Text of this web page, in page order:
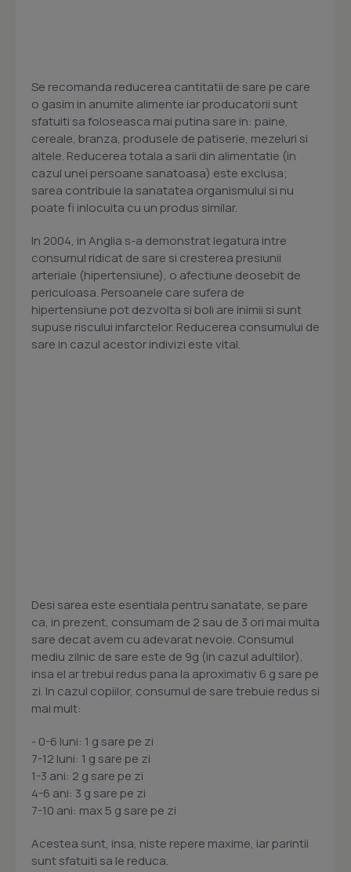
Se recomanda reducerea cantitatii de sare pe care
o gasim in anumite alimente iar producatorii sunt
sfatuiti sa foloseasca mai putina sare in: paine,
cereale, branza, produsele de patiserie, mezeluri si
altele. Reducerea totala a sarii din alimentatie (in
cazul unei persoane sanatoasa) este exclusa;
sarea contribuie la sanatatea organismului si nu
poate fi inlocuita cu un produs similar.
In 2004, in Anglia s-a demonstrat legatura intre
consumul ridicat de sare si cresterea presiunii
arteriale (hipertensiune), o afectiune deosebit de
periculoasa. Persoanele care sufera de
hipertensiune pot dezvolta si boli are inimii si sunt
supuse riscului infarctelor. Reducerea consumului de
sare in cazul acestor indivizi este vital.
Desi sarea este esentiala pentru sanatate, se pare
ca, in prezent, consumam de 2 sau de 3 ori mai multa
sare decat avem cu adevarat nevoie. Consumul
mediu zilnic de sare este de 9g (in cazul adultilor),
insa el ar trebui redus pana la aproximativ 6 g sare pe
zi. In cazul copiilor, consumul de sare trebuie redus si
mai mult:
- 0-6 luni: 1 g sare pe zi
7-12 luni: 1 g sare pe zi
1-3 ani: 2 g sare pe zi
4-6 ani: 3 g sare pe zi
7-10 ani: max 5 g sare pe zi
Acestea sunt, insa, niste repere maxime, iar parintii
sunt sfatuiti sa le reduca.